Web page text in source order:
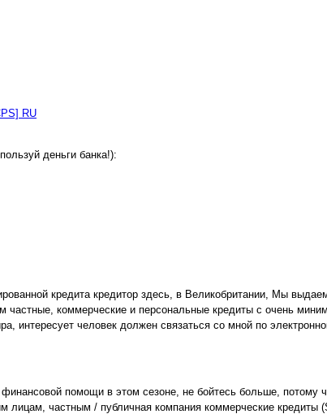
деньги банка!):
кредита кредитор здесь, в Великобритании, Мы
коммерческие и персональные кредиты с очень
интересует человек должен связаться со мной по
помощи в этом сезоне, не бойтесь больше, потому
частным / публичная компания коммерческие кредиты